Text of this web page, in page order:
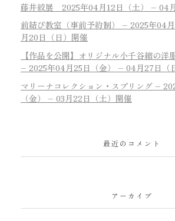
藤井絞展 2025年04月12日（土） – 04
前結び教室（事前予約制） – 2025年04
月20日（日）開催
【作品を公開】オリジナル小千谷縮の洋
– 2025年04月25日（金） – 04月27日（
マリーナコレクション・スプリング –
（金） – 03月22日（土）開催
最近のコメント
アーカイブ